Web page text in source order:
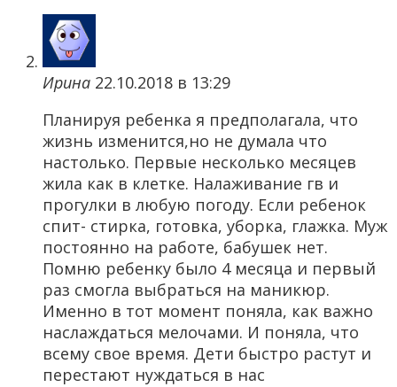
Ирина 22.10.2018 в 13:29
Планируя ребенка я предполагала, что
жизнь изменится,но не думала что
настолько. Первые несколько месяцев
жила как в клетке. Налаживание гв и
прогулки в любую погоду. Если ребенок
спит- стирка, готовка, уборка, глажка. Муж
постоянно на работе, бабушек нет.
Помню ребенку было 4 месяца и первый
раз смогла выбраться на маникюр.
Именно в тот момент поняла, как важно
наслаждаться мелочами. И поняла, что
всему свое время. Дети быстро растут и
перестают нуждаться в нас